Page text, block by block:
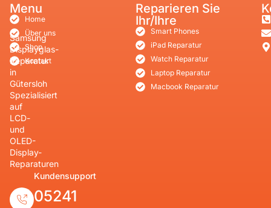
Samsung
Displayglas-
Reparatur
in
Gütersloh
Spezialisiert
auf
LCD-
und
OLED-
Display-
Reparaturen
Kundensupport
05241
Menu
Home
Über uns
Shop
Kontakt
Reparieren Sie
Ihr/Ihre
Smart Phones
iPad Reparatur
Watch Reparatur
Laptop Reparatur
Macbook Reparatur